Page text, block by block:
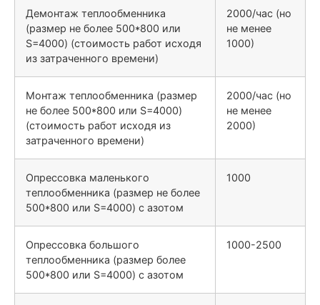
Демонтаж теплообменника
(размер не более 500*800 или
S=4000) (стоимость работ исходя
из затраченного времени)
2000/час (но
не менее
1000)
Монтаж теплообменника (размер
не более 500*800 или S=4000)
(стоимость работ исходя из
затраченного времени)
2000/час (но
не менее
2000)
Опрессовка маленького
теплообменника (размер не более
500*800 или S=4000) с азотом
1000
Опрессовка большого
теплообменника (размер более
500*800 или S=4000) с азотом
1000-2500